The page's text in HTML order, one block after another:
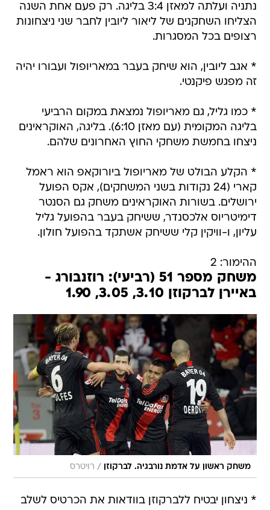
נתניה ועלתה למאזן 3:4 בליגה. רק פעם אחת השנה
הצליחו השחקנים של ליאור ליובין לחבר שני ניצחונות
רצופים בכל המסגרות.
* אגב ליובין, הוא שיחק בעבר במאריופול ועבורו יהיה
זה מפגש פיקנטי.
* כמו גליל, גם מאריופול נמצאת במקום הרביעי
בליגה המקומית (עם מאזן 6:10). בליגה, האוקראינים
ניצחו בחמשת משחקי החוץ האחרונים שלהם.
* הקלע הבולט של מאריופול ביורוקאפ הוא ראמל
קארי (24 נקודות בשני המשחקים), אקס הפועל
ירושלים. בשורות האוקראינים משחק גם הסנטר
דימיטריוס אלכסנדר, ששיחק בעבר בהפועל גליל
עליון, ו-וויקין קלי ששיחק אשתקד בהפועל חולון.
ההימור: 2
משחק מספר 51 (רביעי): רוזנבורג -
באיירן לברקוזן 3.10, 3.05, 1.90
משחק ראשון על אדמת נורבגיה. לברקוזן / רויטרס
* ניצחון יבטיח ללברקוזן בוודאות את הכרטיס לשלב